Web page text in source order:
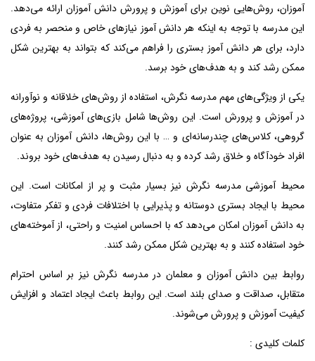
آموزان، روش‌هایی نوین برای آموزش و پرورش دانش آموزان ارائه می‌دهد.
این مدرسه با توجه به اینکه هر دانش آموز نیازهای خاص و منحصر به فردی
دارد، برای هر دانش آموز بستری را فراهم می‌کند که بتواند به بهترین شکل
ممکن رشد کند و به هدف‌های خود برسد.
یکی از ویژگی‌های مهم مدرسه نگرش، استفاده از روش‌های خلاقانه و نوآورانه
در آموزش و پرورش است. این روش‌ها شامل بازی‌های آموزشی، پروژه‌های
گروهی، کلاس‌های چندرسانه‌ای و … با این روش‌ها، دانش آموزان به عنوان
افراد خودآگاه و خلاق رشد کرده و به دنبال رسیدن به هدف‌های خود بروند.
محیط آموزشی مدرسه نگرش نیز بسیار مثبت و پر از امکانات است. این
محیط با ایجاد بستری دوستانه و پذیرایی با اختلافات فردی و تفکر متفاوت،
به دانش آموزان امکان می‌دهد که با احساس امنیت و راحتی، از آموخته‌های
خود استفاده کنند و به بهترین شکل ممکن رشد کنند.
روابط بین دانش آموزان و معلمان در مدرسه نگرش نیز بر اساس احترام
متقابل، صداقت و صدای بلند است. این روابط باعث ایجاد اعتماد و افزایش
کیفیت آموزش و پرورش می‌شوند.
کلمات کلیدی :